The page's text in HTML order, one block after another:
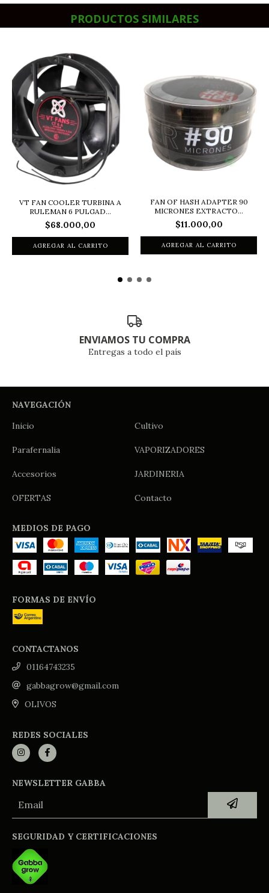
PRODUCTOS SIMILARES
VT FAN COOLER TURBINA A
RULEMAN 6 PULGAD...
$68.000,00
FAN OF HASH ADAPTER 90
MICRONES EXTRACTO...
$11.000,00
ENVIAMOS TU COMPRA
Entregas a todo el país
NAVEGACIÓN
Inicio
Cultivo
Parafernalia VAPORIZADORES
Accesorios JARDINERIA
OFERTAS Contacto
MEDIOS DE PAGO
FORMAS DE ENVÍO
CONTACTANOS
01164743235
gabbagrow@gmail.com
OLIVOS
REDES SOCIALES
NEWSLETTER GABBA
SEGURIDAD Y CERTIFICACIONES